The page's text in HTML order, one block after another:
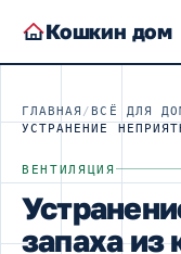
Кошкин дом
ГЛАВНАЯ / ВСЁ ДЛЯ
ВЕНТИЛЯЦИЯ
запаха из